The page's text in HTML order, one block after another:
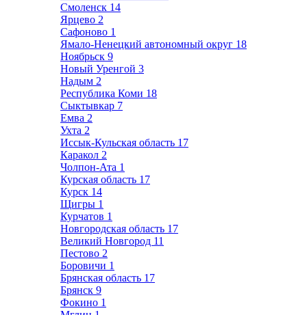
Смоленск 14
Ярцево 2
Сафоново 1
Ямало-Ненецкий автономный округ 18
Ноябрьск 9
Новый Уренгой 3
Надым 2
Республика Коми 18
Сыктывкар 7
Емва 2
Ухта 2
Иссык-Кульская область 17
Каракол 2
Чолпон-Ата 1
Курская область 17
Курск 14
Щигры 1
Курчатов 1
Новгородская область 17
Великий Новгород 11
Пестово 2
Боровичи 1
Брянская область 17
Брянск 9
Фокино 1